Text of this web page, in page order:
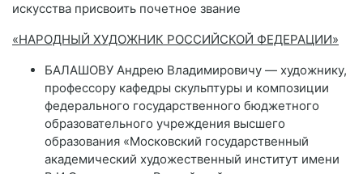
искусства присвоить почетное звание
«НАРОДНЫЙ ХУДОЖНИК РОССИЙСКОЙ ФЕДЕРАЦИИ»
БАЛАШОВУ Андрею Владимировичу — художнику,
профессору кафедры скульптуры и композиции
федерального государственного бюджетного
образовательного учреждения высшего
образования «Московский государственный
академический художественный институт имени